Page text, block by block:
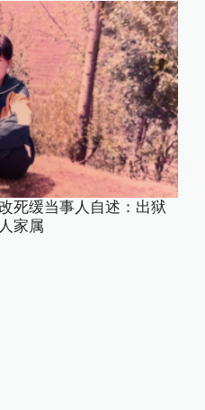
死缓当事人自述：出狱
家属